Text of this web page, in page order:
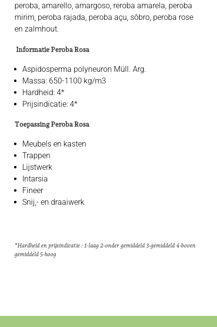
peroba, amarello, amargoso, reroba amarela, peroba
mirim, peroba rajada, peroba açu, sôbro, peroba rose
en zalmhout.
Informatie Peroba Rosa
Aspidosperma polyneuron Müll. Arg.
Massa: 650-1100 kg/m3
Hardheid: 4*
Prijsindicatie: 4*
Toepassing Peroba Rosa
Meubels en kasten
Trappen
Lijstwerk
Intarsia
Fineer
Snij,- en draaiwerk
*Hardheid en prijsindicatie : 1-laag 2-onder gemiddeld 3-gemiddeld 4-boven
gemiddeld 5-hoog